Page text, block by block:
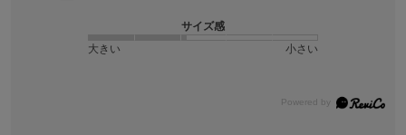
サイズ感
大きい
小さい